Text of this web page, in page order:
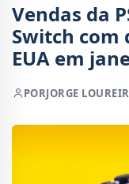
Vendas da
Switch com
EUA em
PORJORGE